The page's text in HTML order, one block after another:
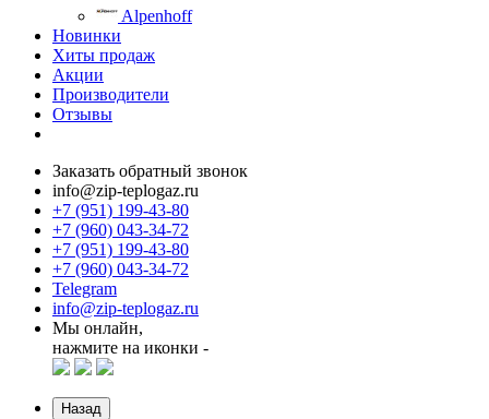
Alpenhoff
Новинки
Хиты продаж
Акции
Производители
Отзывы
Заказать обратный звонок
info@zip-teplogaz.ru
+7 (951) 199-43-80
+7 (960) 043-34-72
+7 (951) 199-43-80
+7 (960) 043-34-72
Telegram
info@zip-teplogaz.ru
Мы онлайн,
нажмите на иконки -
Назад